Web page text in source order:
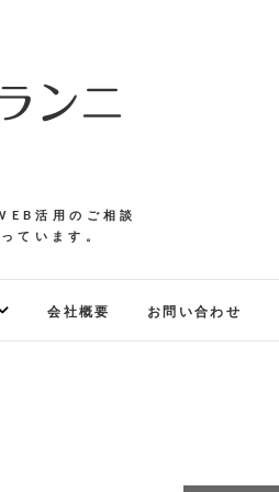
ンニ
活用のご相談
ています。
会社概要 お問い合わせ